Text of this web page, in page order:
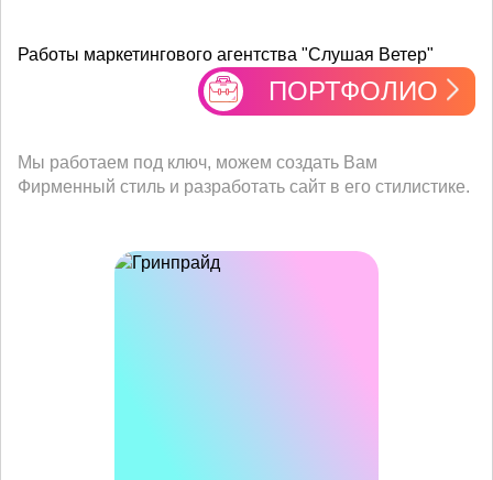
Работы маркетингового агентства "Слушая Ветер"
ПОРТФОЛИО
Мы работаем под ключ, можем создать Вам
Фирменный стиль и разработать сайт в его стилистике.